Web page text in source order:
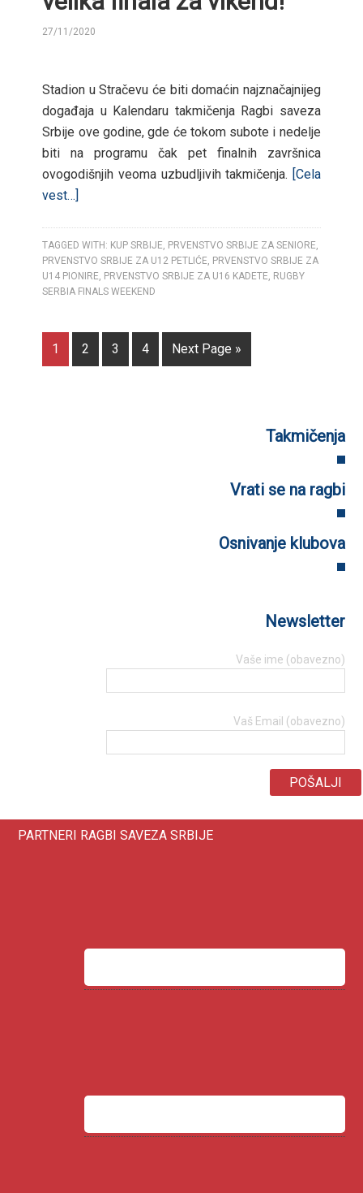
27/11/2020
Stadion u Stračevu će biti domaćin najznačajnijeg
događaja u Kalendaru takmičenja Ragbi saveza
Srbije ove godine, gde će tokom subote i nedelje
biti na programu čak pet finalnih završnica
ovogodišnjih veoma uzbudljivih takmičenja. [Cela
vest…]
TAGGED WITH: KUP SRBIJE, PRVENSTVO SRBIJE ZA SENIORE,
PRVENSTVO SRBIJE ZA U12 PETLIĆE, PRVENSTVO SRBIJE ZA
U14 PIONIRE, PRVENSTVO SRBIJE ZA U16 KADETE, RUGBY
SERBIA FINALS WEEKEND
1 2 3 4 Next Page »
Takmičenja
Vrati se na ragbi
Osnivanje klubova
Newsletter
Vaše ime (obavezno)
Vaš Email (obavezno)
PARTNERI RAGBI SAVEZA SRBIJE